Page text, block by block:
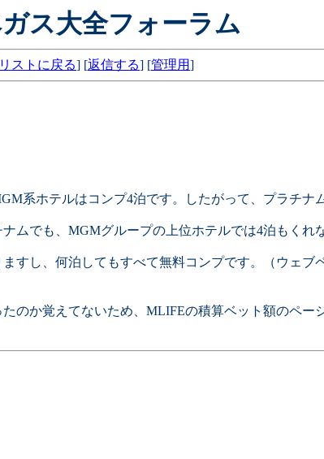
ス大全フォーラム
ストに戻る] [返信する] [管理用]
系ホテルはコンプ4泊です。したがって、プラチナ
ムでも、MGMグループの上位ホテルでは4泊もくれ
し、何泊してもすべて無料コンプです。（ウェブ
のか覚えてないため、MLIFEの積算ベット額のペー